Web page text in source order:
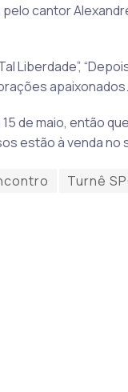
pelo cantor
Liberdade”,
apaixonados.
de maio, então
estão à venda
Turnê